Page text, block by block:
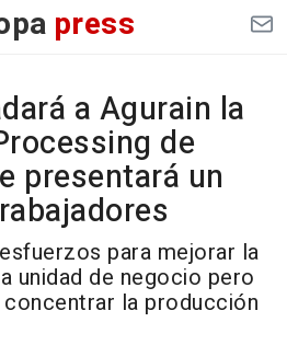
press
a Agurain la
de
presentará un
para mejorar la
unidad de negocio pero
la producción